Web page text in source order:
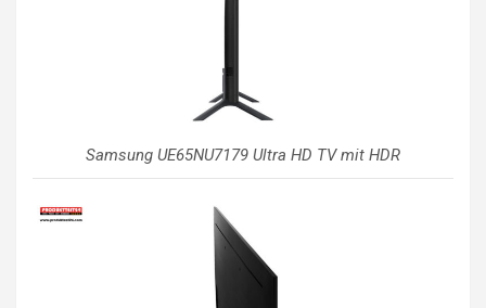
Samsung UE65NU7179 Ultra HD TV mit HDR